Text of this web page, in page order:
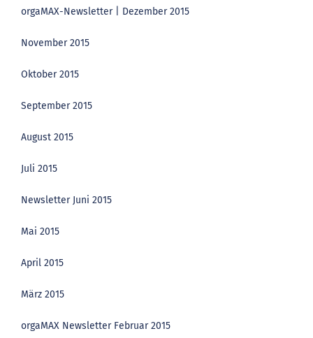
orgaMAX-Newsletter | Dezember 2015
November 2015
Oktober 2015
September 2015
August 2015
Juli 2015
Newsletter Juni 2015
Mai 2015
April 2015
März 2015
orgaMAX Newsletter Februar 2015